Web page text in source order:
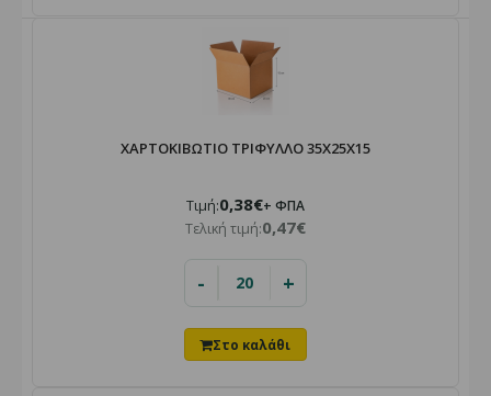
ΧΑΡΤΟΚΙΒΩΤΙΟ ΤΡΙΦΥΛΛΟ 35Χ25Χ15
Τιμή:0,38€+ ΦΠΑ
Τελική τιμή:0,47€
- +